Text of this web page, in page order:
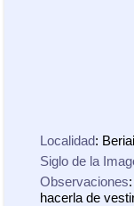
Localidad:
Siglo de la
Observaciones
hacerla de